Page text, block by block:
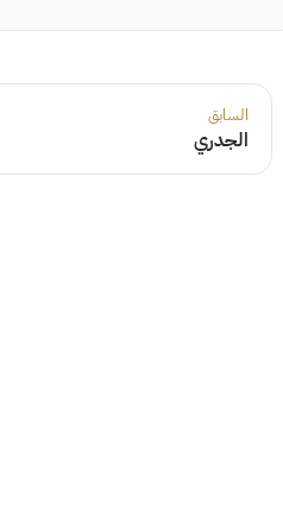
السابق
الجدري